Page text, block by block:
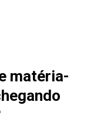
matéria-